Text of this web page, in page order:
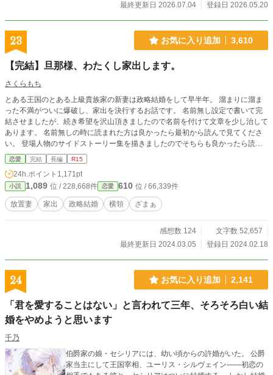
開後に度々修正が入ります。間を置いてお楽しみ下さいませ。 ❇登場人物のお
名前が他作品とダダ被りする場合がございます。皆様別人でございます。 ❇10
0%妄想の産物です。妄想なので史実とは異なっております。
最終更新日 2026.07.04 登録日 2026.05.20
23 お気に入り追加 3,610
【完結】旦那様、わたくし家出します。
さくらもち
とある王国のとある上級貴族家の新妻は政略結婚をして早半年。 溜まりに溜ま
った不満がついに爆破し、家出を決行するお話です。 名前無し設定で書いて完
結させましたが、続き希望を沢山頂きましたので名前を付けて文章を少し治して
あります。 名前無しの時に読まれた方は良かったら最初から読んで見てくださ
い。 登場人物のサイドストーリー集を描きましたのでそちらも良かったら読ん
でみてください( ˊᵕˋ*) 第二王子が10年後王弟殿下になってからのストーリーも別
で公開中
恋愛 完結 長編 R15
24h.ポイント 1,171pt
小説 1,089 位 / 228,668件 恋愛 610 位 / 66,339件
放置妻 家出 政略結婚 横領 ざまぁ
感想数 124
文字数 52,657
最終更新日 2024.03.05
登録日 2024.02.18
24 お気に入り追加 2,141
「君を愛することはない」と言われて三年、そろそろ白い結
婚をやめようと思います
千乃
伯爵家の娘・セシリアには、幼い頃からの許婚がいた。 公爵
家当主にして王国宰相、ユーリス・シルヴェイン――初恋の